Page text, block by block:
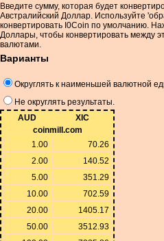
Введите сумму, которая будет
Австралийский Доллар. Используйте
конвертировать I0Coin по умолчанию.
Доллары, чтобы конвертировать между
валютами.
Варианты
Округлять к наименьшей валютной
Не округлять результаты.
AUD
XIC
coinmill.com
1.00
70.26
2.00
140.52
5.00
351.29
10.00
702.59
20.00
1405.17
50.00
3512.93